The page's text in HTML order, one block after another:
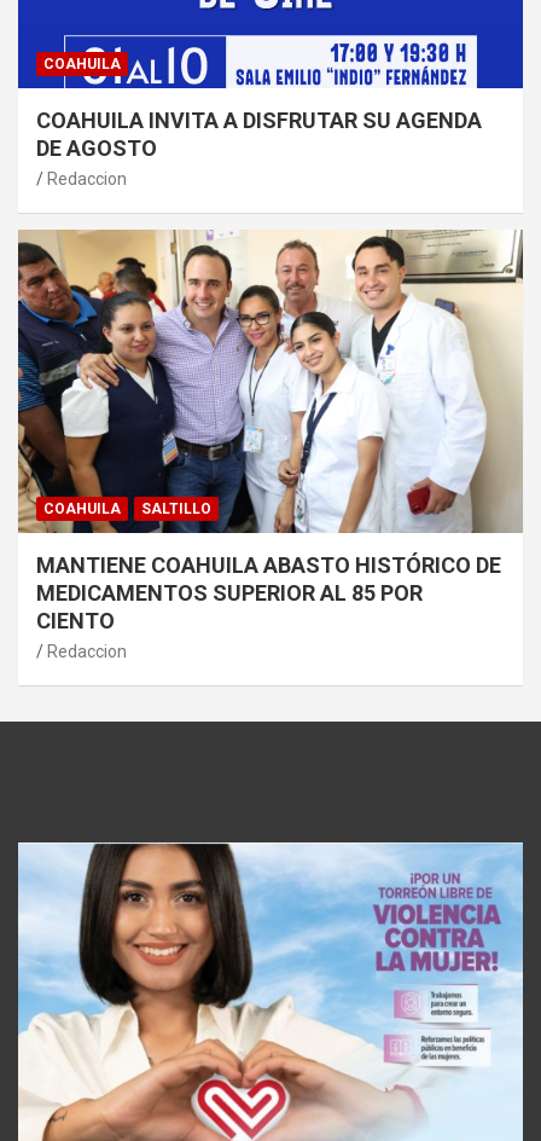
COAHUILA
COAHUILA INVITA A DISFRUTAR SU AGENDA
DE AGOSTO
Redaccion
COAHUILA SALTILLO
MANTIENE COAHUILA ABASTO HISTÓRICO DE
MEDICAMENTOS SUPERIOR AL 85 POR
CIENTO
Redaccion